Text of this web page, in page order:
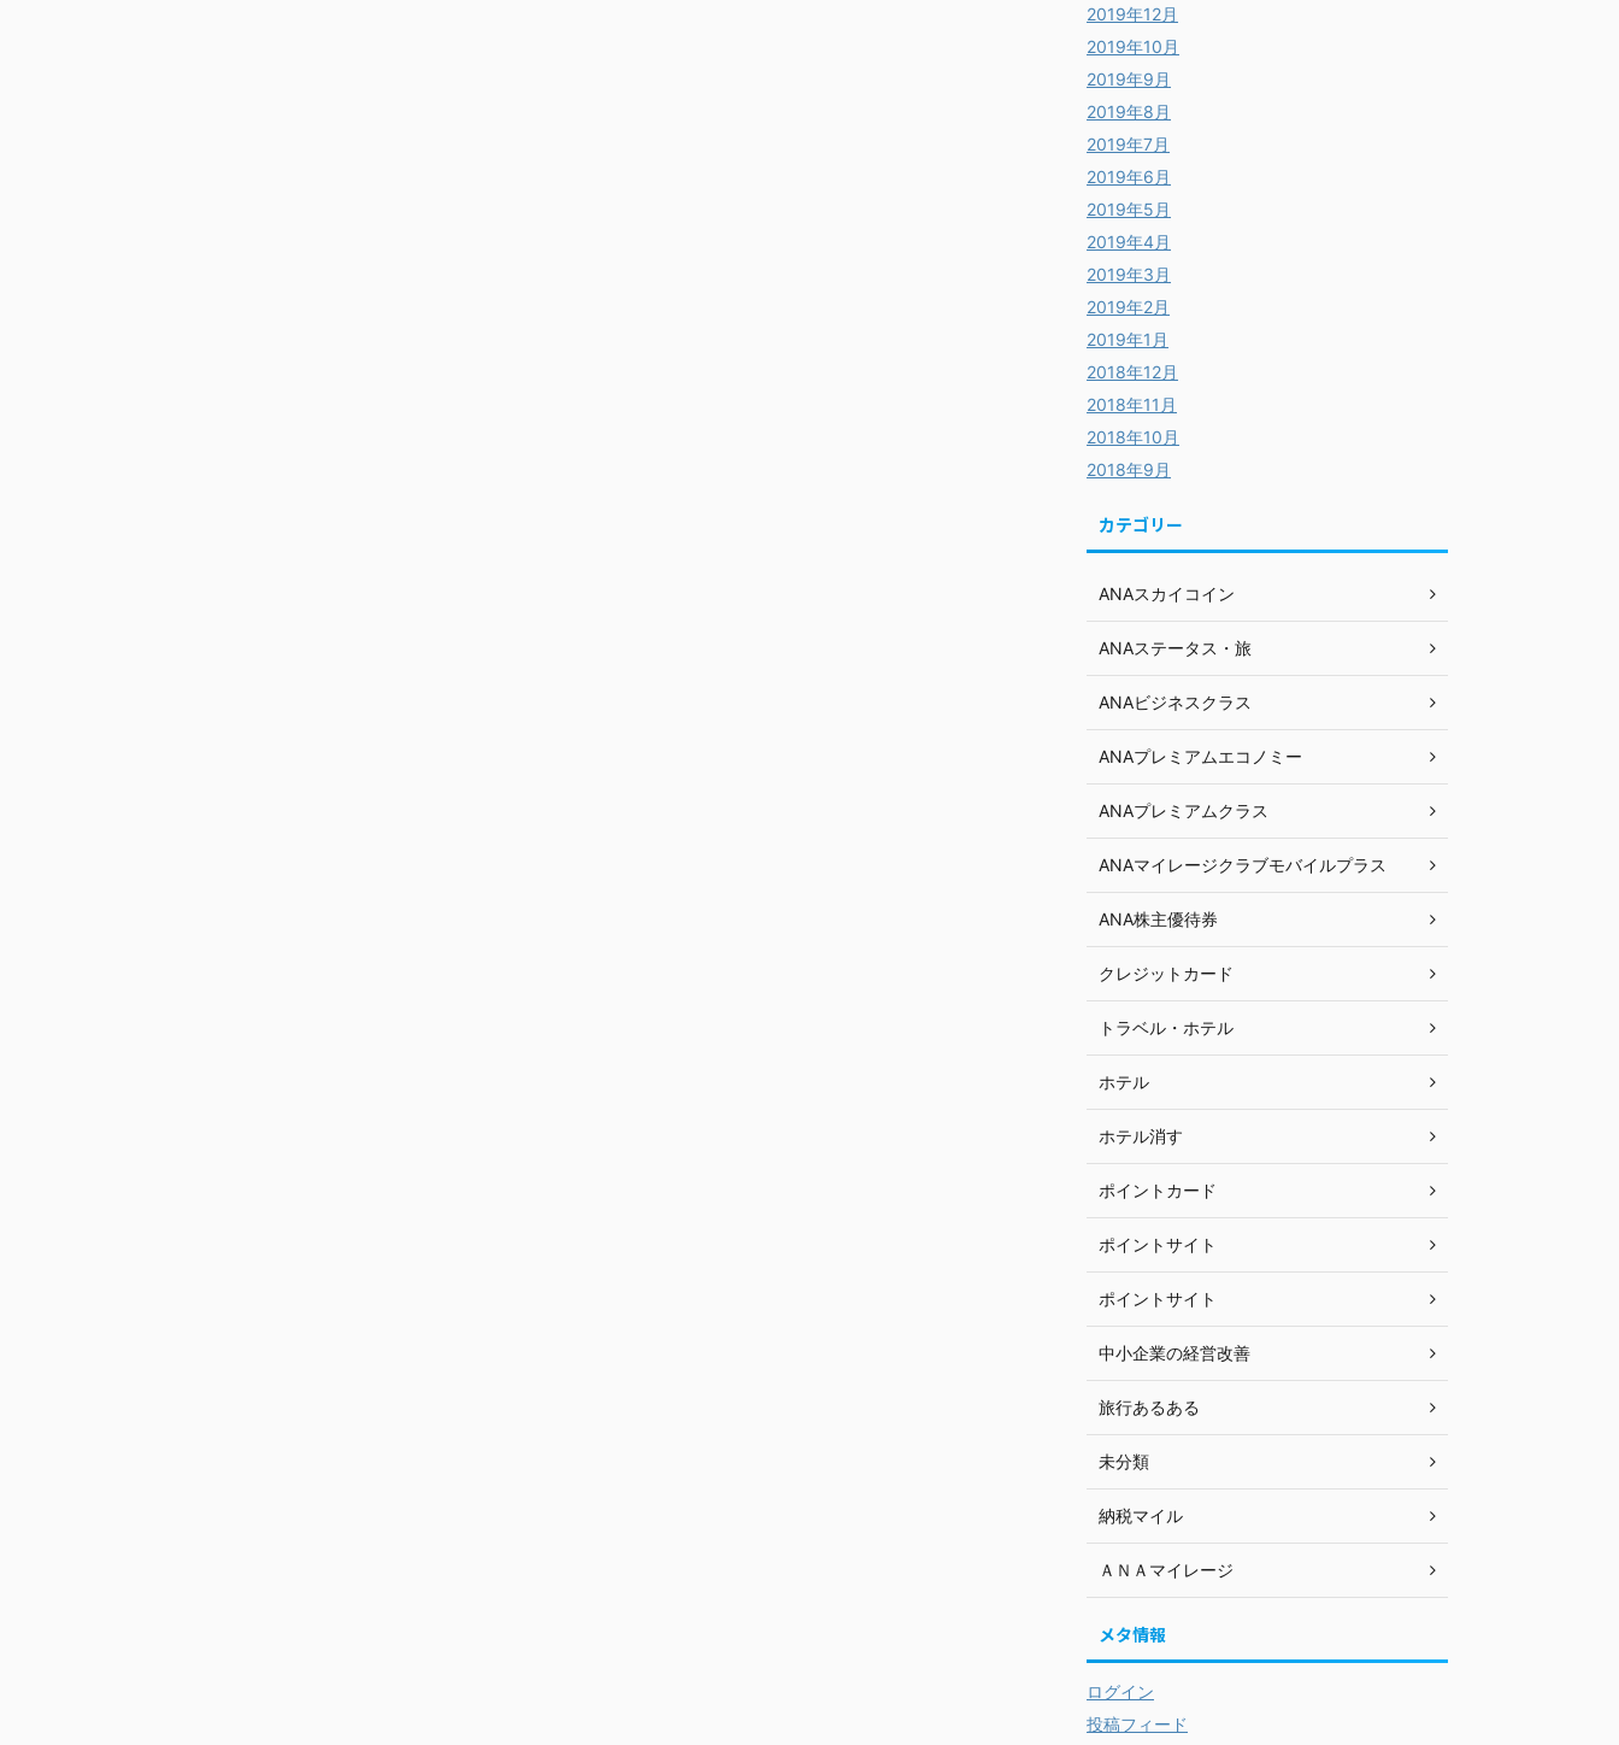
2019年12月
2019年10月
2019年9月
2019年8月
2019年7月
2019年6月
2019年5月
2019年4月
2019年3月
2019年2月
2019年1月
2018年12月
2018年11月
2018年10月
2018年9月
カテゴリー
ANAスカイコイン
ANAステータス・旅
ANAビジネスクラス
ANAプレミアムエコノミー
ANAプレミアムクラス
ANAマイレージクラブモバイルプラス
ANA株主優待券
クレジットカード
トラベル・ホテル
ホテル
ホテル消す
ポイントカード
ポイントサイト
ポイントサイト
中小企業の経営改善
旅行あるある
未分類
納税マイル
ＡＮＡマイレージ
メタ情報
ログイン
投稿フィード